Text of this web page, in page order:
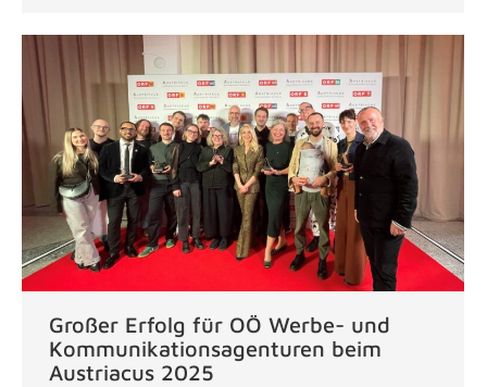
Großer Erfolg für OÖ Werbe- und
Kommunikationsagenturen beim
Austriacus 2025